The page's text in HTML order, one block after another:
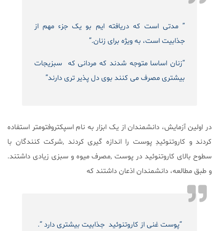
” مدتی است که دریافته ایم بو یک جزء مهم از
جذابیت است، به ویژه برای زنان.”
“زنان اساسا متوجه شدند که مردانی که سبزیجات
بیشتری مصرف می کنند بوی دل پذیر تری دارند”
در اولین آزمایش، دانشمندان از یک ابزار به نام اسپکتروفتومتر استفاده
کردند و کاروتنوئیدِ پوست را اندازه گیری کردند ,شرکت کنندگان با
سطوح بالای کاروتنوئید در پوست ,مصرف میوه و سبزی زیادی داشتند.
و طبق مطالعه، دانشمندان اذعان داشتند که
“پوست غنی از کاروتنوئید جذابیت بیشتری دارد “.